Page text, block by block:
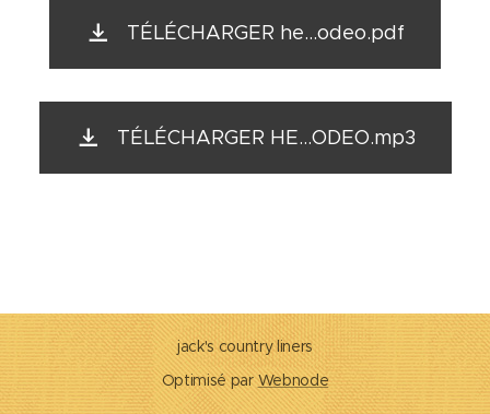
TÉLÉCHARGER he...odeo.pdf
TÉLÉCHARGER HE...ODEO.mp3
jack's country liners
Optimisé parWebnode